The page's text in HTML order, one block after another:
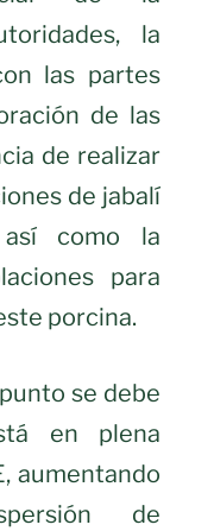
la
las partes
de las
de realizar
de jabalí
como la
para
porcina.
se debe
en plena
aumentando
de